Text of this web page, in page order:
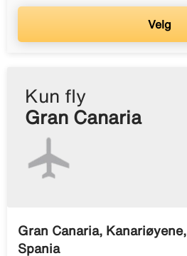
Velg
Kun fly
Gran Canaria
Gran Canaria, Kanariøyene,
Spania